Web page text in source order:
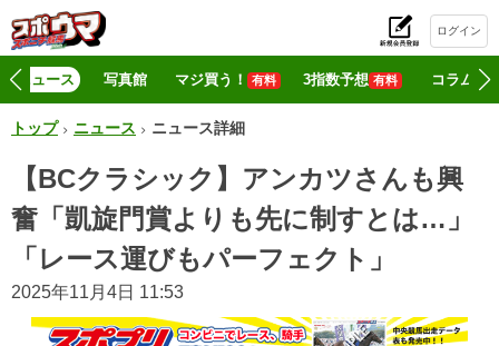
ログイン
ニュース 写真館 マジ買う！ 有料 3指数予想 有料 コラム
トップ ニュース ニュース詳細
【BCクラシック】アンカツさんも興
奮「凱旋門賞よりも先に制すとは…」
「レース運びもパーフェクト」
2025年11月4日 11:53